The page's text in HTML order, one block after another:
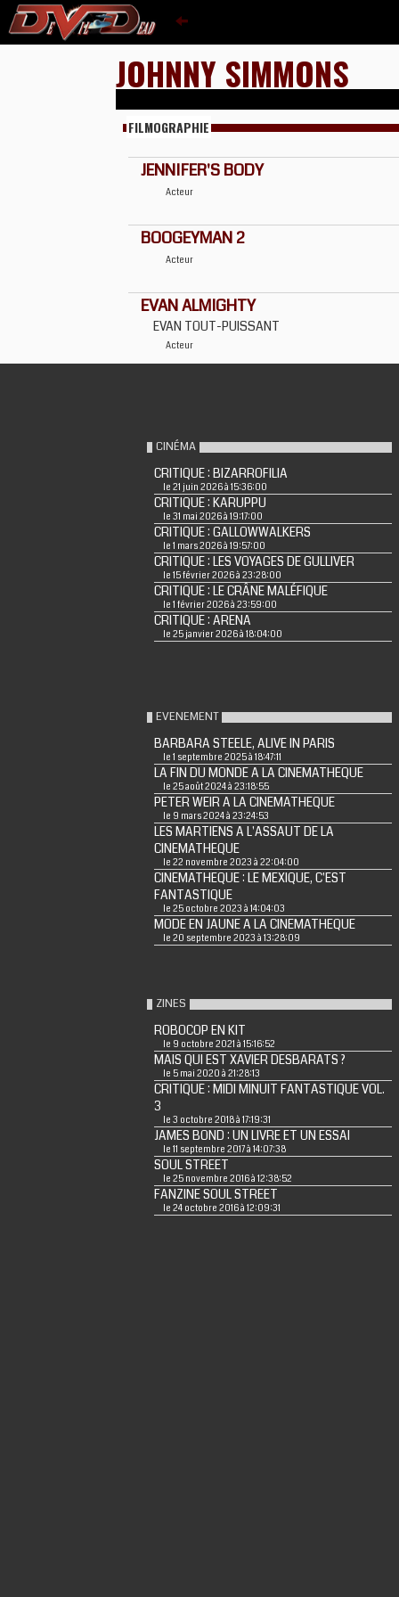
JOHNNY SIMMONS
FILMOGRAPHIE
JENNIFER'S BODY
Acteur
BOOGEYMAN 2
Acteur
EVAN ALMIGHTY
EVAN TOUT-PUISSANT
Acteur
CINÉMA
CRITIQUE : BIZARROFILIA
le 21 juin 2026 à 15:36:00
CRITIQUE : KARUPPU
le 31 mai 2026 à 19:17:00
CRITIQUE : GALLOWWALKERS
le 1 mars 2026 à 19:57:00
CRITIQUE : LES VOYAGES DE GULLIVER
le 15 février 2026 à 23:28:00
CRITIQUE : LE CRÂNE MALÉFIQUE
le 1 février 2026 à 23:59:00
CRITIQUE : ARENA
le 25 janvier 2026 à 18:04:00
EVENEMENT
BARBARA STEELE, ALIVE IN PARIS
le 1 septembre 2025 à 18:47:11
LA FIN DU MONDE A LA CINEMATHEQUE
le 25 août 2024 à 23:18:55
PETER WEIR A LA CINEMATHEQUE
le 9 mars 2024 à 23:24:53
LES MARTIENS A L'ASSAUT DE LA
CINEMATHEQUE
le 22 novembre 2023 à 22:04:00
CINEMATHEQUE : LE MEXIQUE, C'EST
FANTASTIQUE
le 25 octobre 2023 à 14:04:03
MODE EN JAUNE A LA CINEMATHEQUE
le 20 septembre 2023 à 13:28:09
ZINES
ROBOCOP EN KIT
le 9 octobre 2021 à 15:16:52
MAIS QUI EST XAVIER DESBARATS ?
le 5 mai 2020 à 21:28:13
CRITIQUE : MIDI MINUIT FANTASTIQUE VOL.
3
le 3 octobre 2018 à 17:19:31
JAMES BOND : UN LIVRE ET UN ESSAI
le 11 septembre 2017 à 14:07:38
SOUL STREET
le 25 novembre 2016 à 12:38:52
FANZINE SOUL STREET
le 24 octobre 2016 à 12:09:31